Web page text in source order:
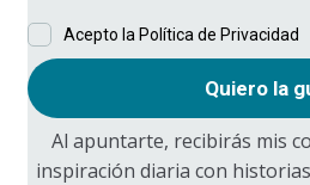
Al apuntarte, recibirás mis
inspiración diaria con